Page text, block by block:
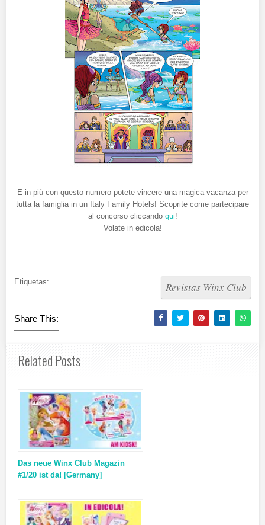
E in più con questo numero potete vincere una magica vacanza per
tutta la famiglia in un Italy Family Hotels! Scoprite come partecipare
al concorso cliccando qui!
Volate in edicola!
Etiquetas: Revistas Winx Club
Share This:
Related Posts
Das neue Winx Club Magazin
#1/20 ist da! [Germany]